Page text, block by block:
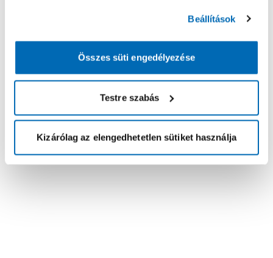
Beállítások
Összes süti engedélyezése
Testre szabás
Kizárólag az elengedhetetlen sütiket használja